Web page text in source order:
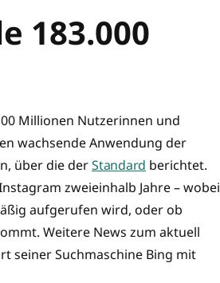
183.000
Millionen Nutzerinnen und
wachsende Anwendung der
über die derStandard berichtet.
zweieinhalb Jahre – wobei
aufgerufen wird, oder ob
Weitere News zum aktuell
seiner Suchmaschine Bing mit